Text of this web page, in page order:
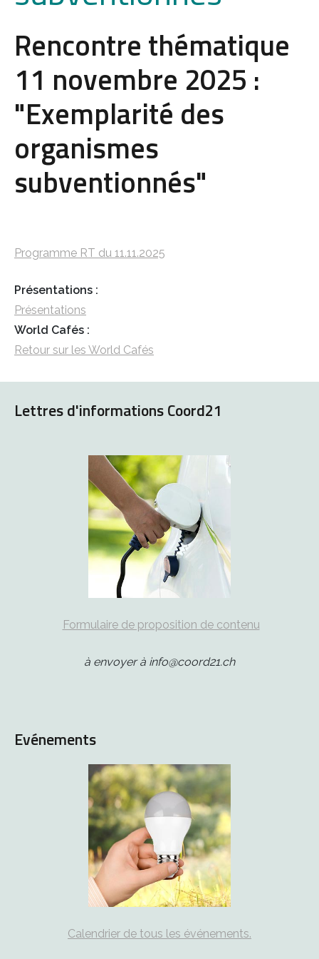
Rencontre thématique
11 novembre 2025 :
"Exemplarité des
organismes
subventionnés"
Programme RT du 11.11.2025
Présentations :
Présentations
World Cafés :
Retour sur les World Cafés
Lettres d'informations Coord21
Formulaire de proposition de contenu
à envoyer à info@coord21.ch
Evénements
Calendrier de tous les événements.